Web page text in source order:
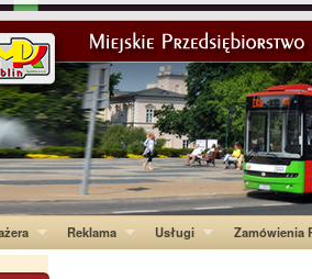
Reklama Usługi Zamówienia